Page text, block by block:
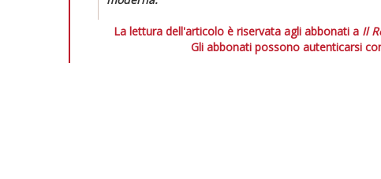
La lettura dell'articolo è riservata agli abbonati a Il
Gli abbonati possono autenticarsi